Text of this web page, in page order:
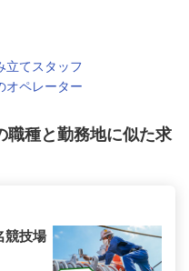
立てスタッフ
オペレーター
職種と勤務地に似た求
競技場